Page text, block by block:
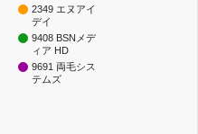
2349 エヌアイ
デイ
9408 BSNメデ
ィア HD
9691 両毛シス
テムズ